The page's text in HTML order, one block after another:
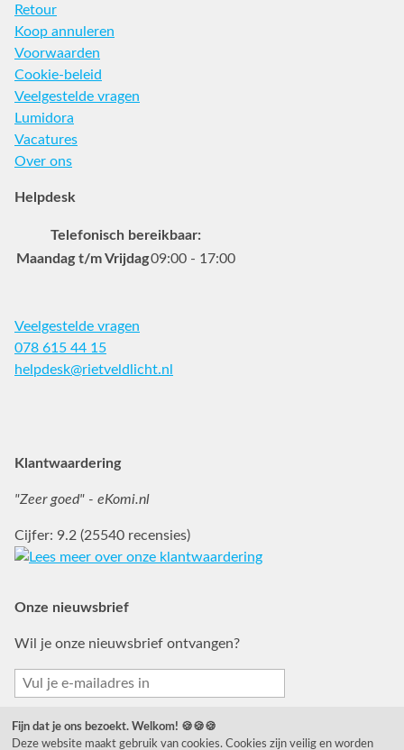
Retour
Koop annuleren
Voorwaarden
Cookie-beleid
Veelgestelde vragen
Lumidora
Vacatures
Over ons
Helpdesk
Telefonisch bereikbaar:
Maandag t/m Vrijdag09:00 - 17:00
Veelgestelde vragen
078 615 44 15
helpdesk@rietveldlicht.nl
Klantwaardering
"Zeer goed" - eKomi.nl
Cijfer: 9.2 (25540 recensies)
Onze nieuwsbrief
Wil je onze nieuwsbrief ontvangen?
Fijn dat je ons bezoekt. Welkom! 🍪🍪🍪
Deze website maakt gebruik van cookies. Cookies zijn veilig en worden